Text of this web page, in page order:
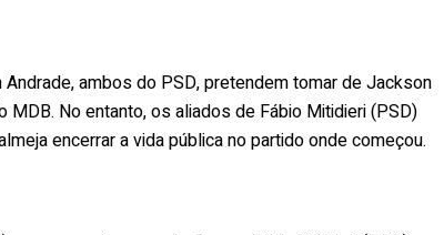
ambos do PSD, pretendem tomar de Jackson
No entanto, os aliados de Fábio Mitidieri (PSD)
encerrar a vida pública no partido onde começou.